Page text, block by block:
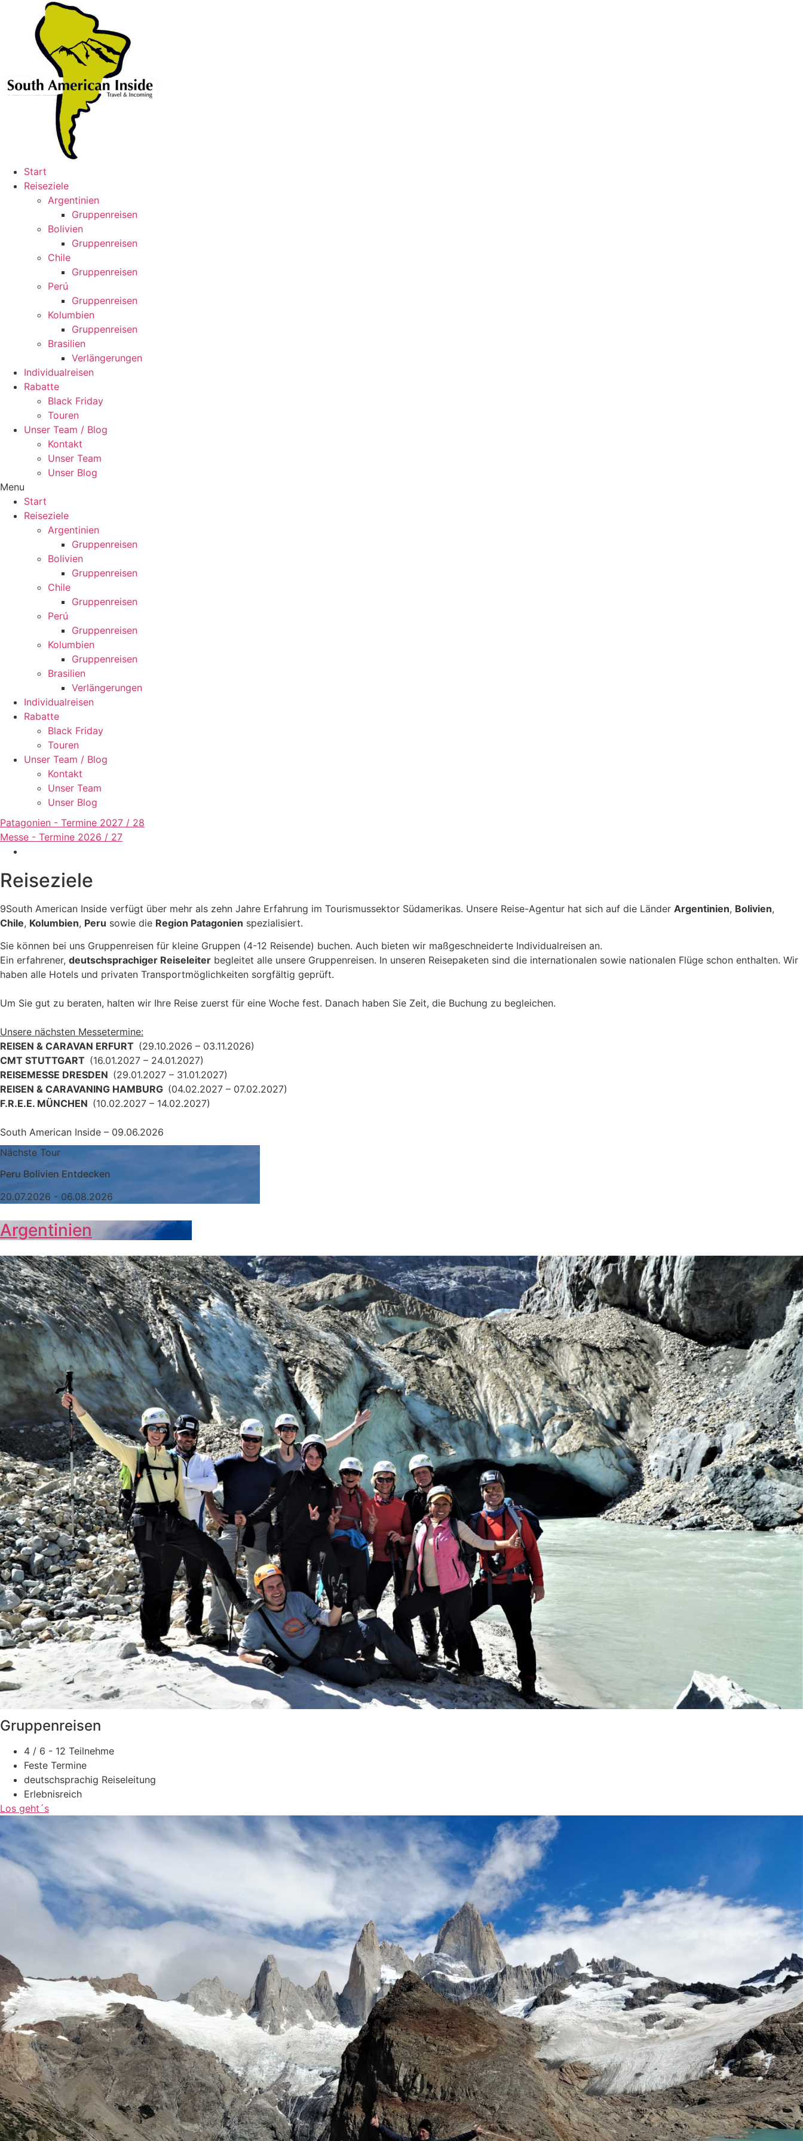
Start
Reiseziele
Argentinien
Gruppenreisen
Bolivien
Gruppenreisen
Chile
Gruppenreisen
Perú
Gruppenreisen
Kolumbien
Gruppenreisen
Brasilien
Verlängerungen
Individualreisen
Rabatte
Black Friday
Touren
Unser Team / Blog
Kontakt
Unser Team
Unser Blog
Menu
Start
Reiseziele
Argentinien
Gruppenreisen
Bolivien
Gruppenreisen
Chile
Gruppenreisen
Perú
Gruppenreisen
Kolumbien
Gruppenreisen
Brasilien
Verlängerungen
Individualreisen
Rabatte
Black Friday
Touren
Unser Team / Blog
Kontakt
Unser Team
Unser Blog
Patagonien - Termine 2027 / 28
Messe - Termine 2026 / 27
Reiseziele
9South American Inside verfügt über mehr als zehn Jahre Erfahrung im Tourismussektor Südamerikas. Unsere Reise-Agentur hat sich auf die Länder Argentinien, Bolivien,
Chile, Kolumbien, Peru sowie die Region Patagonien spezialisiert.
Sie können bei uns Gruppenreisen für kleine Gruppen (4-12 Reisende) buchen. Auch bieten wir maßgeschneiderte Individualreisen an.
Ein erfahrener, deutschsprachiger Reiseleiter begleitet alle unsere Gruppenreisen. In unseren Reisepaketen sind die internationalen sowie nationalen Flüge schon enthalten. Wir
haben alle Hotels und privaten Transportmöglichkeiten sorgfältig geprüft.
Um Sie gut zu beraten, halten wir Ihre Reise zuerst für eine Woche fest. Danach haben Sie Zeit, die Buchung zu begleichen.
Unsere nächsten Messetermine:
REISEN & CARAVAN ERFURT (29.10.2026 – 03.11.2026)
CMT STUTTGART (16.01.2027 – 24.01.2027)
REISEMESSE DRESDEN (29.01.2027 – 31.01.2027)
REISEN & CARAVANING HAMBURG (04.02.2027 – 07.02.2027)
F.R.E.E. MÜNCHEN (10.02.2027 – 14.02.2027)
South American Inside – 09.06.2026
Nächste Tour
Peru Bolivien Entdecken
20.07.2026 - 06.08.2026
Argentinien
Gruppenreisen
4 / 6 - 12 Teilnehme
Feste Termine
deutschsprachig Reiseleitung
Erlebnisreich
Los geht´s